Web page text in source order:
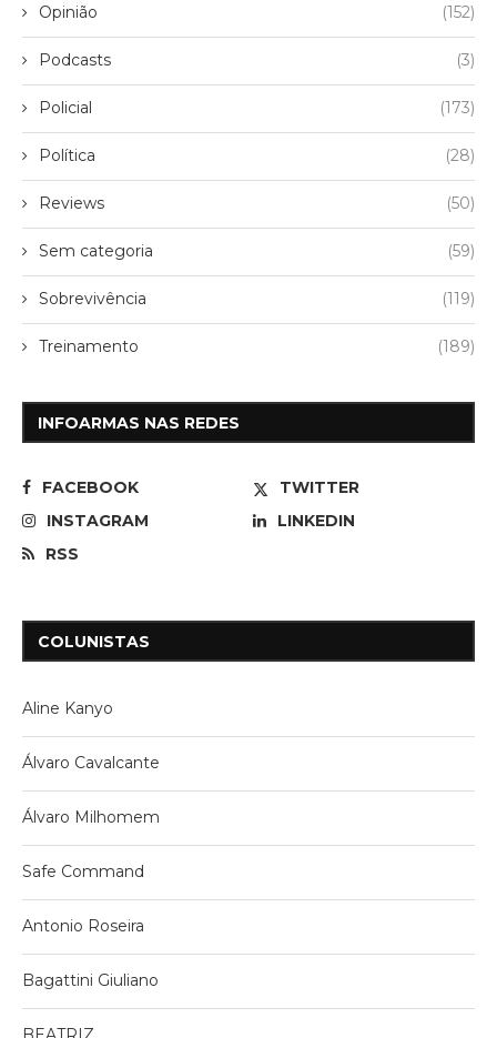
Opinião (152)
Podcasts (3)
Policial (173)
Política (28)
Reviews (50)
Sem categoria (59)
Sobrevivência (119)
Treinamento (189)
INFOARMAS NAS REDES
FACEBOOK
TWITTER
INSTAGRAM
LINKEDIN
RSS
COLUNISTAS
Aline Kanyo
Álvaro Cavalcante
Álvaro Milhomem
Safe Command
Antonio Roseira
Bagattini Giuliano